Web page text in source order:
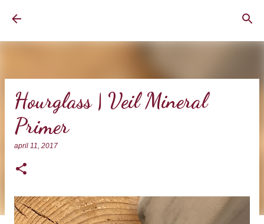
Hourglass | Veil Mineral
Primer
april 11, 2017